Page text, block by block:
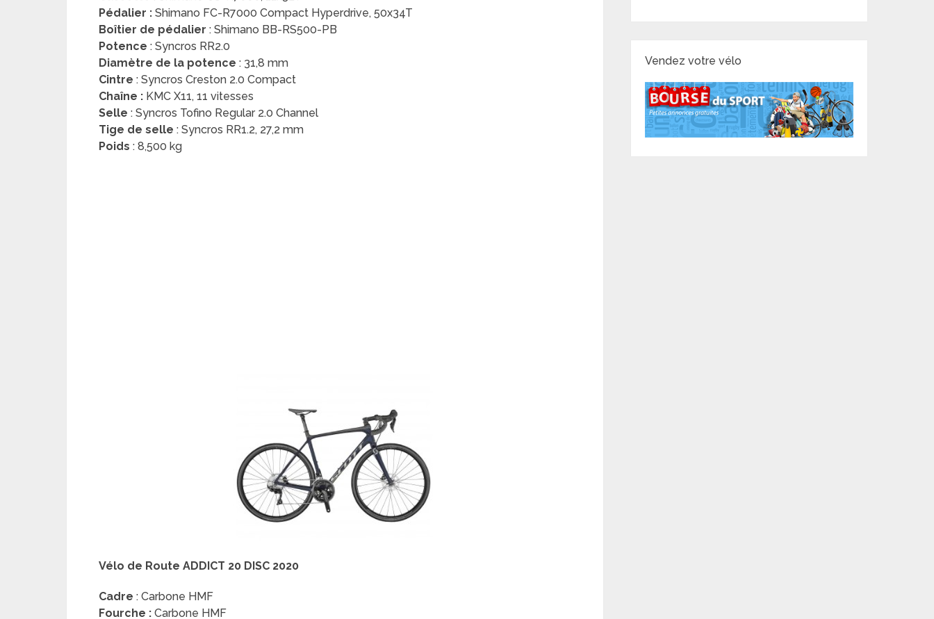
Pédalier : Shimano FC-R7000 Compact Hyperdrive, 50x34T
Boîtier de pédalier : Shimano BB-RS500-PB
Potence : Syncros RR2.0
Diamètre de la potence : 31,8 mm
Cintre : Syncros Creston 2.0 Compact
Chaîne : KMC X11, 11 vitesses
Selle : Syncros Tofino Regular 2.0 Channel
Tige de selle : Syncros RR1.2, 27,2 mm
Poids : 8,500 kg
Vélo de Route ADDICT 20 DISC 2020
Cadre : Carbone HMF
Fourche : Carbone HMF
Vendez votre vélo